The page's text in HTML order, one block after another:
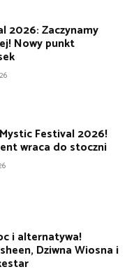
2026: Zaczynamy
Nowy punkt
Festival 2026!
wraca do stoczni
i alternatywa!
Dziwna Wiosna i